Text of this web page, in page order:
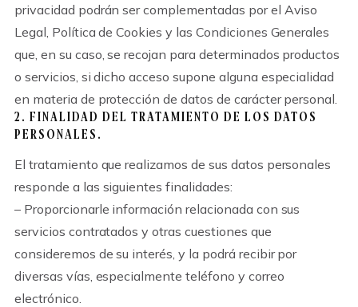
privacidad podrán ser complementadas por el Aviso
Legal, Política de Cookies y las Condiciones Generales
que, en su caso, se recojan para determinados productos
o servicios, si dicho acceso supone alguna especialidad
en materia de protección de datos de carácter personal.
2. FINALIDAD DEL TRATAMIENTO DE LOS DATOS
PERSONALES.
El tratamiento que realizamos de sus datos personales
responde a las siguientes finalidades:
– Proporcionarle información relacionada con sus
servicios contratados y otras cuestiones que
consideremos de su interés, y la podrá recibir por
diversas vías, especialmente teléfono y correo
electrónico.